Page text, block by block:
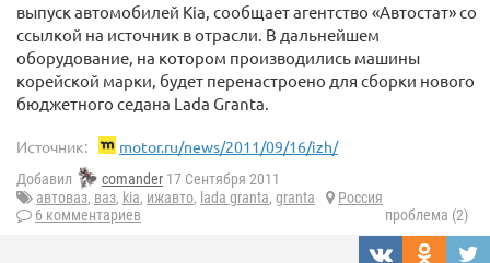
выпуск автомобилей Kia, сообщает агентство «Автостат» со
ссылкой на источник в отрасли. В дальнейшем
оборудование, на котором производились машины
корейской марки, будет перенастроено для сборки нового
бюджетного седана Lada Granta.
Источник: motor.ru/news/2011/09/16/izh/
Добавил comander 17 Сентября 2011
автоваз, ваз, kia, ижавто, lada granta, granta
Россия
6 комментариев
проблема (2)